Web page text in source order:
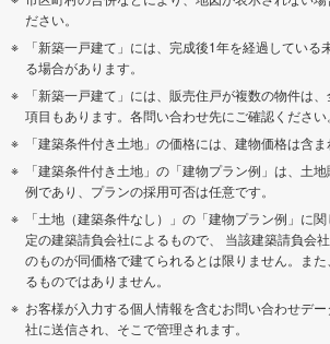
ださい。
「新築一戸建て」には、完成後1年を経過してい
る場合があります。
「新築一戸建て」には、販売住戸が複数の物件は
項目もあります。各問い合わせ先にご確認ください。
「建築条件付き土地」の価格には、建物価格は含ま
「建築条件付き土地」の「建物プラン例」は、土
例であり、プランの採用可否は任意です。
「土地（建築条件なし）」の「建物プラン例」に
定の建築請負会社によるもので、 当該建築請負会
のものが同価格で建てられるとは限りません。ま
るものではありません。
お客様が入力する個人情報を含むお問い合わせデ
社に送信され、そこで管理されます。